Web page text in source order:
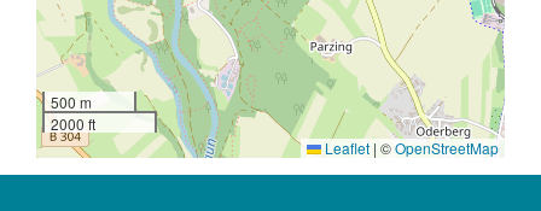
500 m
2000 ft
Leaflet | ©OpenStreetMap